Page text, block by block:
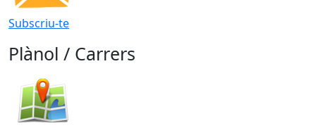
Subscriu-te
Plànol / Carrers